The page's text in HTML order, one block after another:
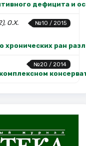
дефицита и
№10 / 2015
О.Х.
хронических ран
№20 / 2014